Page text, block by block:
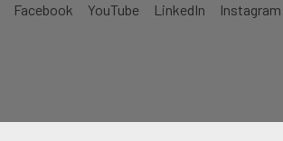
Facebook YouTube LinkedIn Instagram